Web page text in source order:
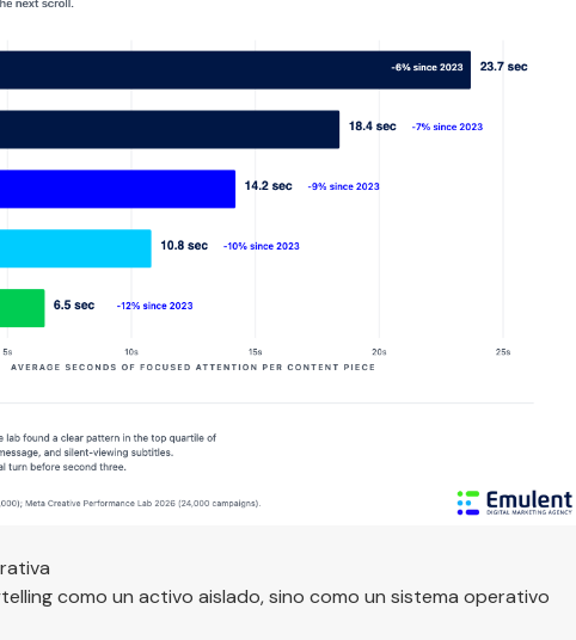
como un activo aislado, sino como un sistema operativo